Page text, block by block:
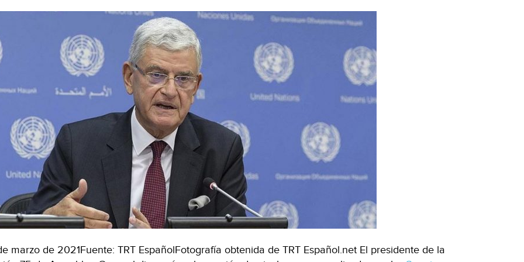
ambiente
(unep.org)
marzo de 2021Fuente: TRT EspañolFotografía obtenida de TRT Español.net El presidente de la